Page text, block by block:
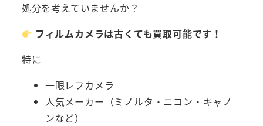
処分を考えていませんか？
フィルムカメラは古くても買取可能です！
特に
一眼レフカメラ
人気メーカー（ミノルタ・ニコン・キャノ
ンなど）